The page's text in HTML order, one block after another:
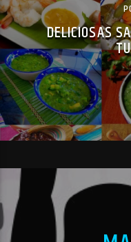
DELICIOSAS